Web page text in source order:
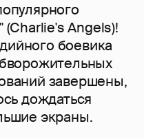
" (Charlie's Angels)!
боевика
завершены,
дождаться
экраны.